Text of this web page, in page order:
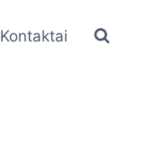
Kontaktai